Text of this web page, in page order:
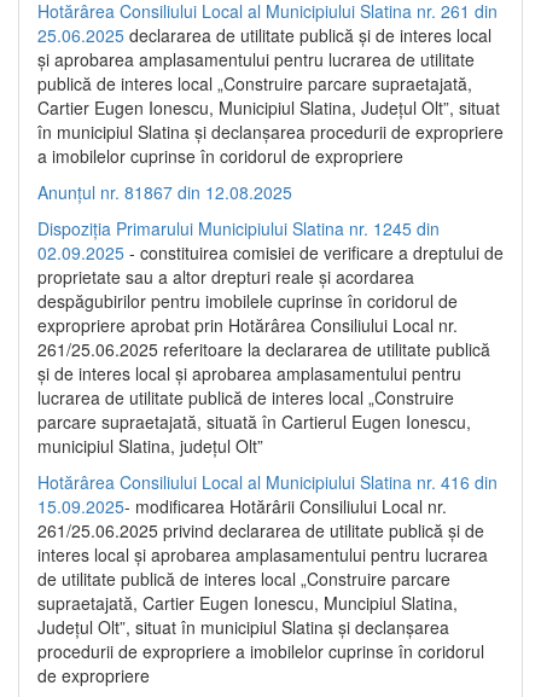
Hotărârea Consiliului Local al Municipiului Slatina nr. 261 din
25.06.2025 declararea de utilitate publică și de interes local
și aprobarea amplasamentului pentru lucrarea de utilitate
publică de interes local „Construire parcare supraetajată,
Cartier Eugen Ionescu, Municipiul Slatina, Județul Olt”, situat
în municipiul Slatina și declanșarea procedurii de expropriere
a imobilelor cuprinse în coridorul de expropriere
Anunțul nr. 81867 din 12.08.2025
Dispoziția Primarului Municipiului Slatina nr. 1245 din
02.09.2025 - constituirea comisiei de verificare a dreptului de
proprietate sau a altor drepturi reale și acordarea
despăgubirilor pentru imobilele cuprinse în coridorul de
expropriere aprobat prin Hotărârea Consiliului Local nr.
261/25.06.2025 referitoare la declararea de utilitate publică
și de interes local și aprobarea amplasamentului pentru
lucrarea de utilitate publică de interes local „Construire
parcare supraetajată, situată în Cartierul Eugen Ionescu,
municipiul Slatina, județul Olt”
Hotărârea Consiliului Local al Municipiului Slatina nr. 416 din
15.09.2025- modificarea Hotărârii Consiliului Local nr.
261/25.06.2025 privind declararea de utilitate publică și de
interes local și aprobarea amplasamentului pentru lucrarea
de utilitate publică de interes local „Construire parcare
supraetajată, Cartier Eugen Ionescu, Muncipiul Slatina,
Județul Olt”, situat în municipiul Slatina și declanșarea
procedurii de expropriere a imobilelor cuprinse în coridorul
de expropriere